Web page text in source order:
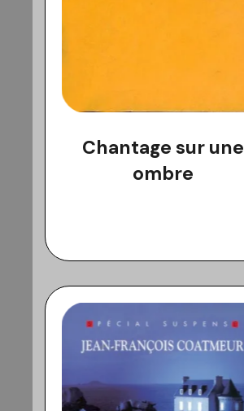
Chantage sur une
ombre